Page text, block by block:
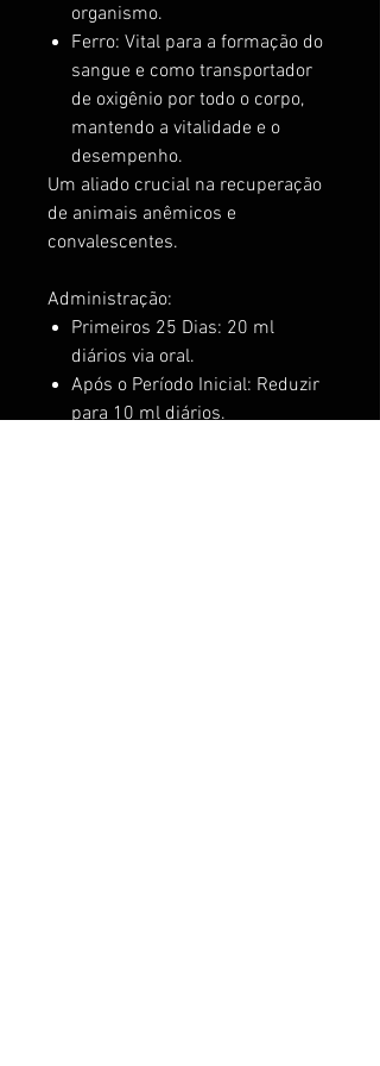
organismo.
Ferro: Vital para a formação do
sangue e como transportador
de oxigênio por todo o corpo,
mantendo a vitalidade e o
desempenho.
Um aliado crucial na recuperação
de animais anêmicos e
convalescentes.
Administração:
Primeiros 25 Dias: 20 ml
diários via oral.
Após o Período Inicial: Reduzir
para 10 ml diários.